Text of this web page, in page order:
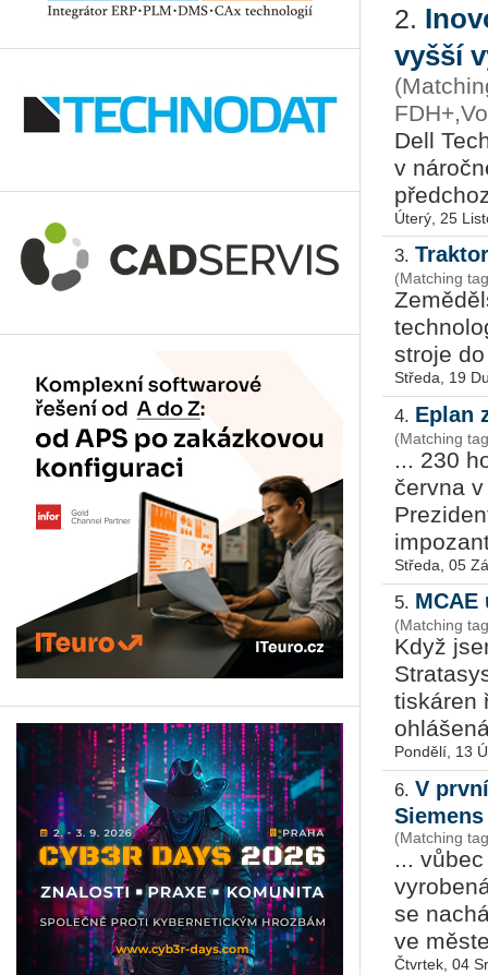
2.
vyšší
Dell
v
Úterý, 25
3.
(Matching
stro­je
Středa, 19
4. Eplan
(Matching
... 230
června
Středa, 05
5.
(Matching
Když
tiskáren
Pondělí, 13
6. V
(Matching
...
se
ve
Čtvrtek, 04